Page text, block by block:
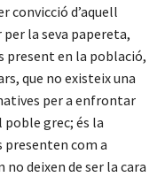
convicció d’aquell
la seva papereta,
present en la població,
que no existeix una
per a enfrontar
grec; és la
presenten com a
deixen de ser la cara